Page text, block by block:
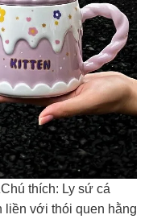
Chú thích: Ly sứ cá
liền với thói quen hằng